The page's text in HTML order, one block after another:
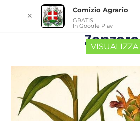
Zenzero
✕
Comizio Agrario
GRATIS
In Google Play
VISUALIZZA